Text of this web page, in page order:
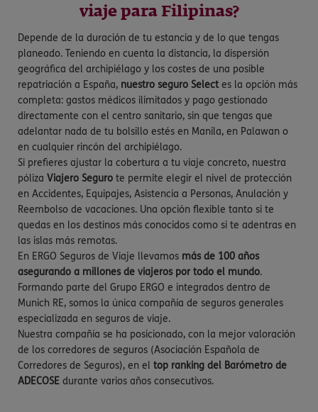
viaje para Filipinas?
Depende de la duración de tu estancia y de lo que tengas
planeado. Teniendo en cuenta la distancia, la dispersión
geográfica del archipiélago y los costes de una posible
repatriación a España, nuestro seguro Select es la opción más
completa: gastos médicos ilimitados y pago gestionado
directamente con el centro sanitario, sin que tengas que
adelantar nada de tu bolsillo estés en Manila, en Palawan o
en cualquier rincón del archipiélago.
Si prefieres ajustar la cobertura a tu viaje concreto, nuestra
póliza Viajero Seguro te permite elegir el nivel de protección
en Accidentes, Equipajes, Asistencia a Personas, Anulación y
Reembolso de vacaciones. Una opción flexible tanto si te
quedas en los destinos más conocidos como si te adentras en
las islas más remotas.
En ERGO Seguros de Viaje llevamos más de 100 años
asegurando a millones de viajeros por todo el mundo.
Formando parte del Grupo ERGO e integrados dentro de
Munich RE, somos la única compañía de seguros generales
especializada en seguros de viaje.
Nuestra compañía se ha posicionado, con la mejor valoración
de los corredores de seguros (Asociación Española de
Corredores de Seguros), en el top ranking del Barómetro de
ADECOSE durante varios años consecutivos.